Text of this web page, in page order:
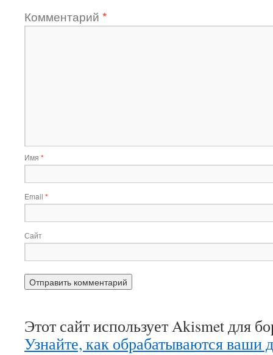
Комментарий *
Имя *
Email *
Сайт
Этот сайт использует Akismet для
Узнайте, как обрабатываются ваши